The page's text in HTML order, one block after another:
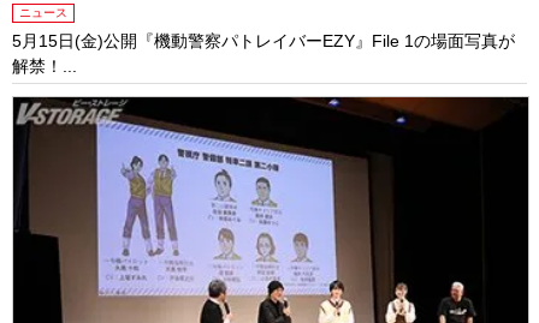
ニュース
5月15日(金)公開『機動警察パトレイバーEZY』File 1の場面写真が
解禁！...